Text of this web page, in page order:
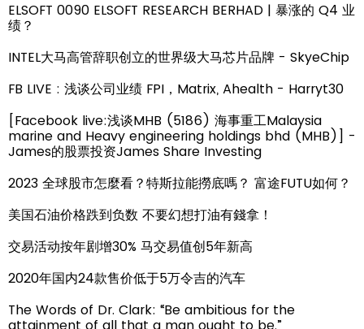
ELSOFT 0090 ELSOFT RESEARCH BERHAD | 暴涨的 Q4 业
绩？
INTEL大马高管辞职创立的世界级大马芯片品牌 - SkyeChip
FB LIVE : 浅谈公司业绩 FPI，Matrix, Ahealth - Harryt30
[Facebook live:浅谈MHB (5186) 海事重工Malaysia
marine and Heavy engineering holdings bhd (MHB)] -
James的股票投资James Share Investing
2023 全球股市怎麼看？特斯拉能撈底嗎？ 富途FUTU如何？
美国石油价格跌到负数 不要幻想打油有錢拿！
交易活动按年剧增30% 马交易值创5年新高
2020年国内24款售价低于5万令吉的汽车
The Words of Dr. Clark: “Be ambitious for the